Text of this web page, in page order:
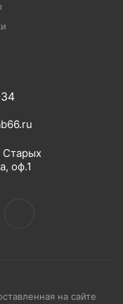
Старых
оф.1
на сайте